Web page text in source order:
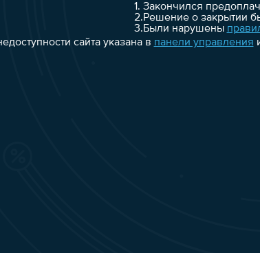
1. Закончился
2.Решение о закрытии
3.Были нарушены
сайта указана в панели управления